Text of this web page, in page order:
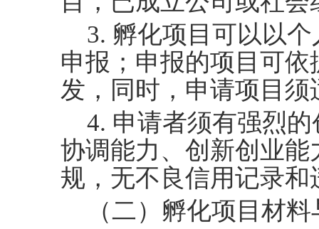
3. 孵化项目可以以
申报；申报的项目可
发，同时，申请项目
4. 申请者须有强烈
协调能力、创新创业
规，无不良信用记录和
（二）孵化项目材